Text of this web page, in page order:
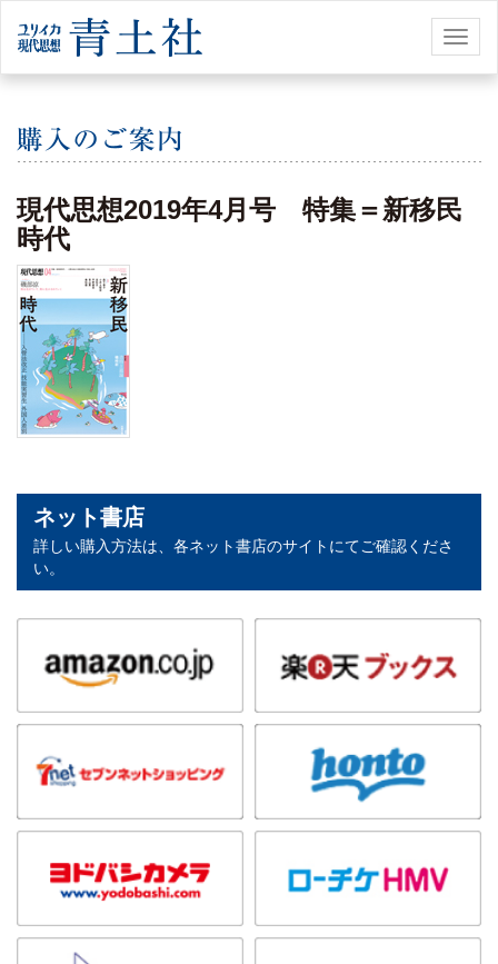
現代思想2019年4月号 特集＝新移民
時代
ネット書店
詳しい購入方法は、各ネット書店のサイトにてご確認くださ
い。